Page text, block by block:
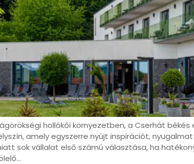
hollókői környezetben, a Cserhát
amely egyszerre nyújt inspirációt,
sok vállalat első számú választása, ha